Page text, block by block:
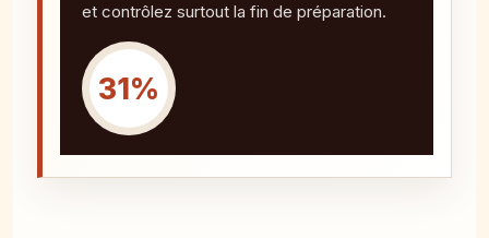
et contrôlez surtout la fin de préparation.
31%